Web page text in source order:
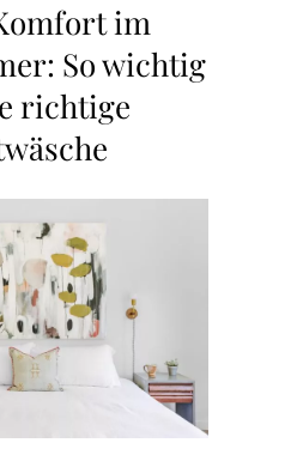
im
So wichtig
richtige